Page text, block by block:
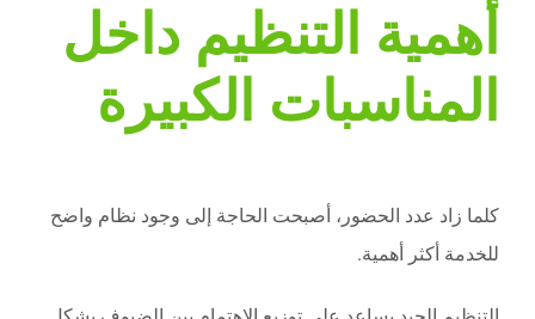
أهمية التنظيم داخل
المناسبات الكبيرة
كلما زاد عدد الحضور، أصبحت الحاجة إلى وجود نظام واضح
للخدمة أكثر أهمية.